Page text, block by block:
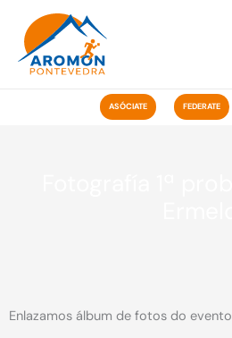
contido
ASÓCIATE FEDERATE
Enlazamos álbum de fotos do evento